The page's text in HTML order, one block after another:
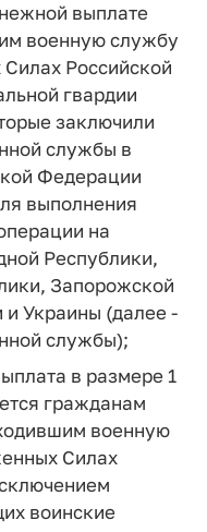
выплате
военную службу
Российской
гвардии
заключили
службы в
Федерации
выполнения
на
Республики,
Запорожской
и Украины (далее -
службы);
в размере 1
гражданам
военную
Силах
воинские